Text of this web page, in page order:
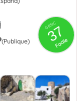
GRSIC
37
Facile
(Publique)